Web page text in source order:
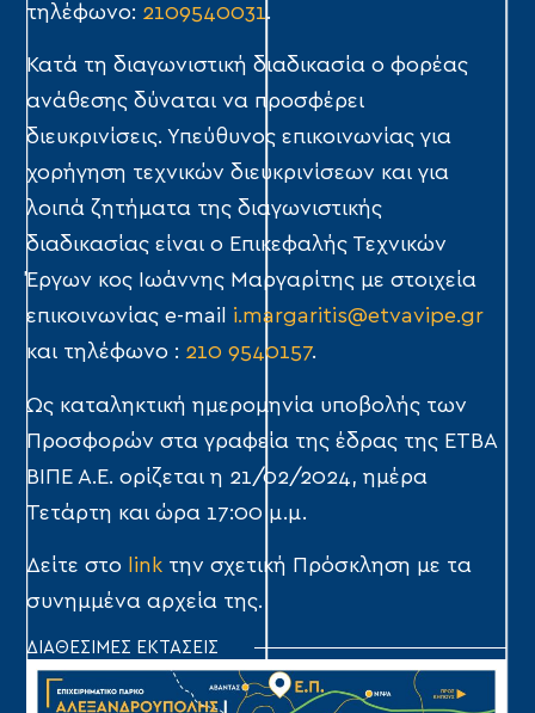
τηλέφωνο: 2109540031.
Κατά τη διαγωνιστική διαδικασία ο φορέας
ανάθεσης δύναται να προσφέρει
διευκρινίσεις. Υπεύθυνος επικοινωνίας για
χορήγηση τεχνικών διευκρινίσεων και για
λοιπά ζητήματα της διαγωνιστικής
διαδικασίας είναι ο Επικεφαλής Τεχνικών
Έργων κος Ιωάννης Μαργαρίτης με στοιχεία
επικοινωνίας e-mail i.margaritis@etvavipe.gr
και τηλέφωνο : 210 9540157.
Ως καταληκτική ημερομηνία υποβολής των
Προσφορών στα γραφεία της έδρας της ΕΤΒΑ
ΒΙΠΕ Α.Ε. ορίζεται η 21/02/2024, ημέρα
Τετάρτη και ώρα 17:00 μ.μ.
Δείτε στο link την σχετική Πρόσκληση με τα
συνημμένα αρχεία της.
ΔΙΑΘΕΣΙΜΕΣ ΕΚΤΑΣΕΙΣ